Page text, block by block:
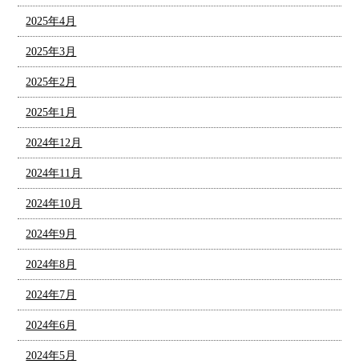
2025年4月
2025年3月
2025年2月
2025年1月
2024年12月
2024年11月
2024年10月
2024年9月
2024年8月
2024年7月
2024年6月
2024年5月